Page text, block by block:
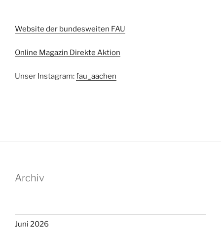
Website der bundesweiten FAU
Online Magazin Direkte Aktion
Unser Instagram:fau_aachen
Archiv
Juni 2026